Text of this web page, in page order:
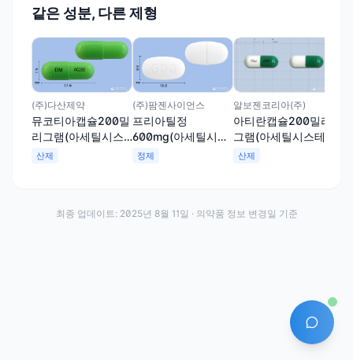
같은 성분, 다른 제형
(주)다산제약
뮤코티아캡슐200밀
리그램(아세틸시스
테인)
산제
(주)팜젠사이언스
프리아틸정
600mg(아세틸시스
테인)
정제
알보젠코리아(주)
아티란캡슐200밀리
그램(아세틸시스테
인)
산제
AI 에이
최종 업데이트: 2025년 8월 11일 · 의약품 정보 변경일 기준